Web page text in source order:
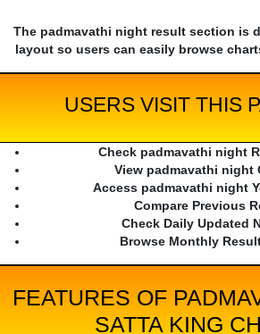
The padmavathi night result section is
layout so users can easily browse
USERS VISIT THIS
Check padmavathi night
View padmavathi night
Access padmavathi night
Compare Previous
Check Daily Updated
Browse Monthly
FEATURES OF
SATTA KING